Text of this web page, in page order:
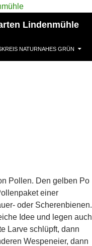
Lindenmühle
NATURNAHES GRÜN
Pollen. Den gelben Po
einer
oder Scherenbienen.
Idee und legen auch
Larve schlüpft, dann
Wespeneier, dann